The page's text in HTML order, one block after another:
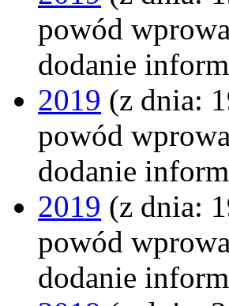
powód
dodanie
2019 (z dnia:
powód
dodanie
2019 (z dnia:
powód
dodanie